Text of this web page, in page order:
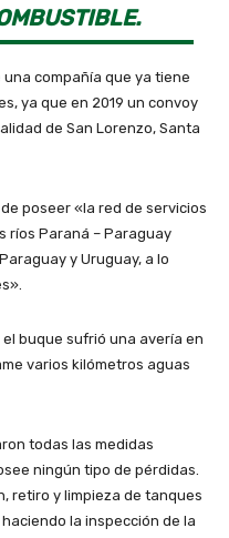
compañía que ya tiene
ya que en 2019 un convoy
de San Loren­zo, Santa
poseer «la red de servicios
ríos Pa­raná – Paraguay
y Uruguay, a lo
buque sufrió una avería en
va­rios kilómetros aguas
todas las medidas
ningún tipo de pérdidas.
retiro y limpieza de tanques
la inspección de la